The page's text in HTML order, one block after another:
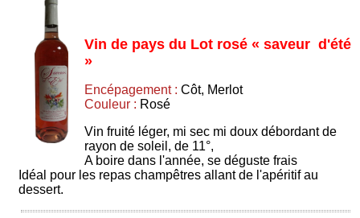
Vin de pays du Lot rosé « saveur d'été
»
Encépagement : Côt, Merlot
Couleur : Rosé
Vin fruité léger, mi sec mi doux débordant de
rayon de soleil, de 11°,
A boire dans l'année, se déguste frais
Idéal pour les repas champêtres allant de l'apéritif au
dessert.